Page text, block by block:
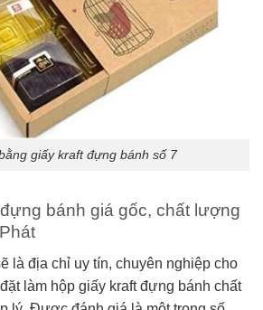
giấy kraft đựng bánh số 7
bánh giá gốc, chất lượng
là địa chỉ uy tín, chuyên nghiệp cho
làm hộp giấy kraft đựng bánh chất